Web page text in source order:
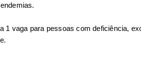
1 vaga para pessoas com deficiência,